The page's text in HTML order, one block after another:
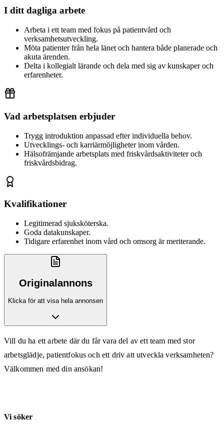
I ditt dagliga arbete
Arbeta i ett team med fokus på patientvård och
verksamhetsutveckling.
Möta patienter från hela länet och hantera både planerade och
akuta ärenden.
Delta i kollegialt lärande och dela med sig av kunskaper och
erfarenheter.
Vad arbetsplatsen erbjuder
Trygg introduktion anpassad efter individuella behov.
Utvecklings- och karriärmöjligheter inom vården.
Hälsofrämjande arbetsplats med friskvårdsaktiviteter och
friskvårdsbidrag.
Kvalifikationer
Legitimerad sjuksköterska.
Goda datakunskaper.
Tidigare erfarenhet inom vård och omsorg är meriterande.
Originalannons
Klicka för att visa hela annonsen
Vill du ha ett arbete där du får vara del av ett team med stor
arbetsglädje, patientfokus och ett driv att utveckla verksamheten?
Välkommen med din ansökan!
Vi söker